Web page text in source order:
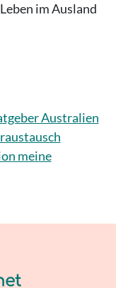
im Ausland
Australien
meine